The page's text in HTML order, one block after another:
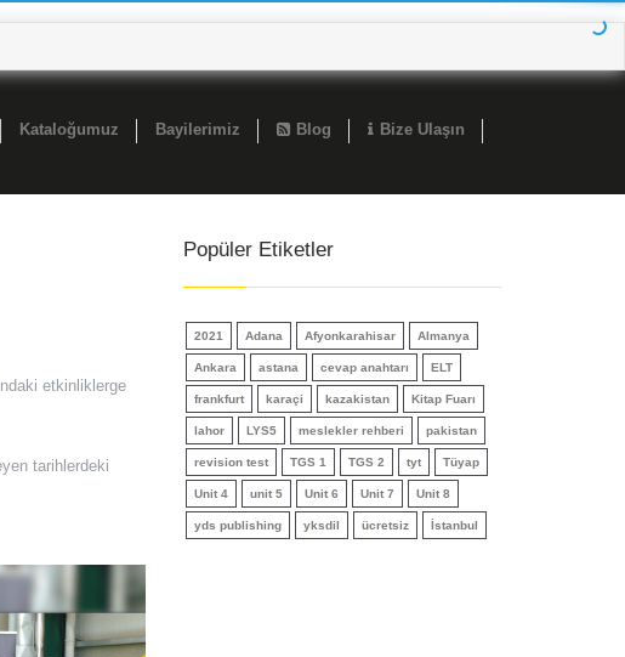
Kataloğumuz Bayilerimiz Blog Bize Ulaşın
etkinliklerge
tarihlerdeki
Popüler Etiketler
2021 Adana Afyonkarahisar Almanya
Ankara astana cevap anahtarı ELT
frankfurt karaçi kazakistan Kitap Fuarı
lahor LYS5 meslekler rehberi pakistan
revision test TGS 1 TGS 2 tyt Tüyap
Unit 4 unit 5 Unit 6 Unit 7 Unit 8
yds publishing yksdil ücretsiz İstanbul